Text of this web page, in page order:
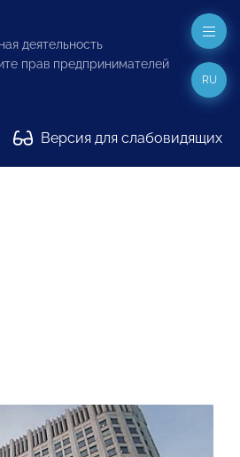
деятельность
прав предпринимателей
Версия для слабовидящих
RU